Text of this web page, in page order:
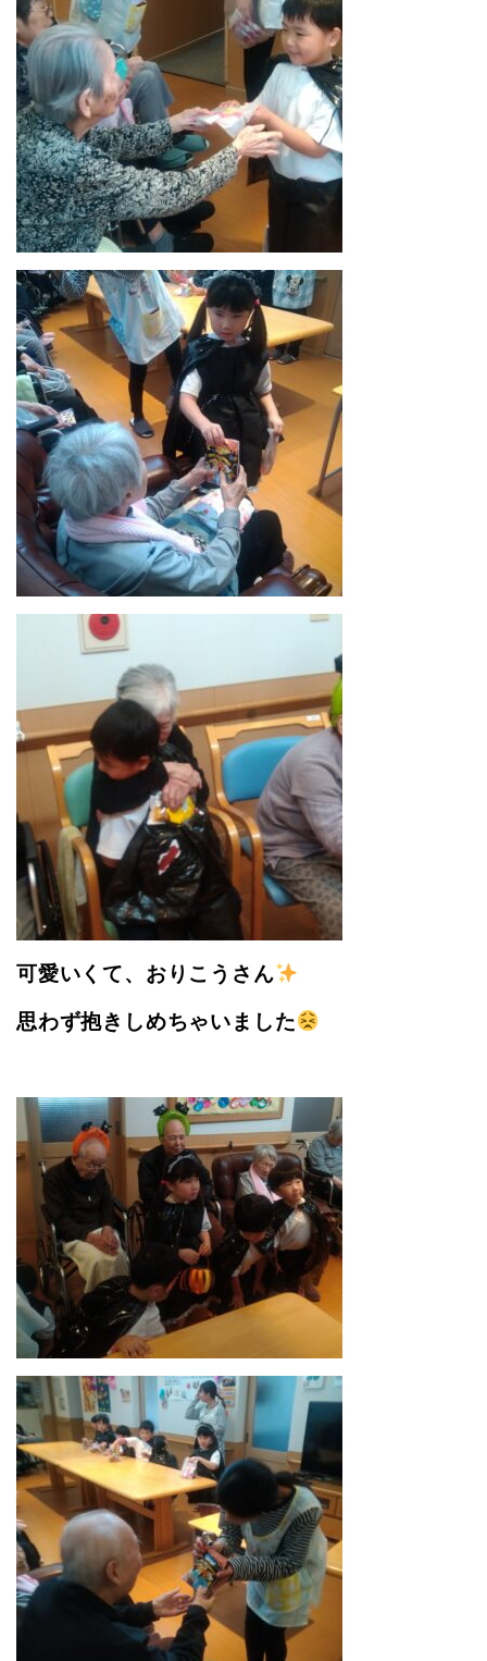
可愛いくて、おりこうさん
思わず抱きしめちゃいました